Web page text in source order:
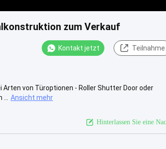
zum Verkauf
Kontakt jetzt Teilnahme
von Türoptionen - Roller Shutter Door oder
Ansicht mehr
Hinterlassen Sie eine